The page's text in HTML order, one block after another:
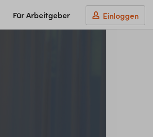
Für Arbeitgeber Einloggen